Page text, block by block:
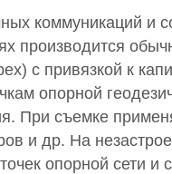
коммуникаций и
производится
с привязкой к
опорной
При съемке
и др. На
опорной сети и